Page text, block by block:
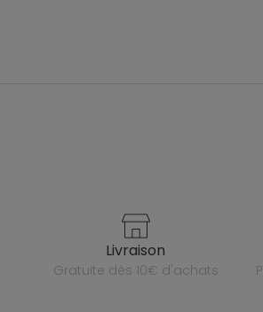
livraison
gratuite dès 10€ d'achats